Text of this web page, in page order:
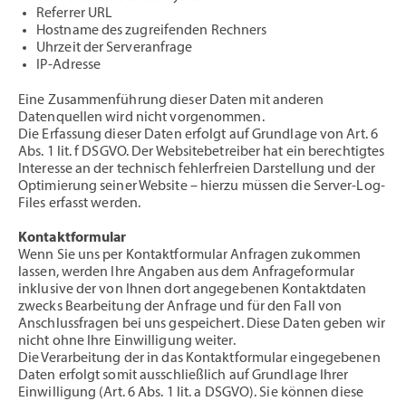
Referrer URL
Hostname des zugreifenden Rechners
Uhrzeit der Serveranfrage
IP-Adresse
Eine Zusammenführung dieser Daten mit anderen
Datenquellen wird nicht vorgenommen.
Die Erfassung dieser Daten erfolgt auf Grundlage von Art. 6
Abs. 1 lit. f DSGVO. Der Websitebetreiber hat ein berechtigtes
Interesse an der technisch fehlerfreien Darstellung und der
Optimierung seiner Website – hierzu müssen die Server-Log-
Files erfasst werden.
Kontaktformular
Wenn Sie uns per Kontaktformular Anfragen zukommen
lassen, werden Ihre Angaben aus dem Anfrageformular
inklusive der von Ihnen dort angegebenen Kontaktdaten
zwecks Bearbeitung der Anfrage und für den Fall von
Anschlussfragen bei uns gespeichert. Diese Daten geben wir
nicht ohne Ihre Einwilligung weiter.
Die Verarbeitung der in das Kontaktformular eingegebenen
Daten erfolgt somit ausschließlich auf Grundlage Ihrer
Einwilligung (Art. 6 Abs. 1 lit. a DSGVO). Sie können diese